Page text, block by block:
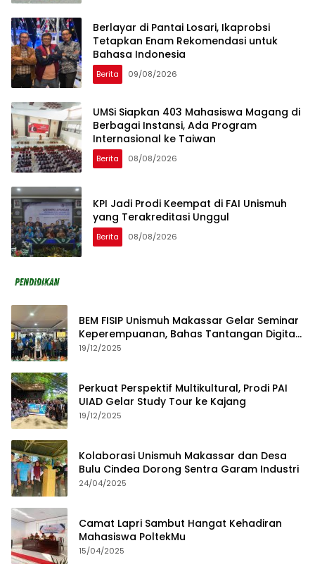
Berlayar di Pantai Losari, Ikaprobsi
Tetapkan Enam Rekomendasi untuk
Bahasa Indonesia
Berita 09/08/2026
UMSi Siapkan 403 Mahasiswa Magang di
Berbagai Instansi, Ada Program
Internasional ke Taiwan
Berita 08/08/2026
KPI Jadi Prodi Keempat di FAI Unismuh
yang Terakreditasi Unggul
Berita 08/08/2026
BEM FISIP Unismuh Makassar Gelar Seminar
Keperempuanan, Bahas Tantangan Digital
dan Budaya Lokal
19/12/2025
Perkuat Perspektif Multikultural, Prodi PAI
UIAD Gelar Study Tour ke Kajang
19/12/2025
Kolaborasi Unismuh Makassar dan Desa
Bulu Cindea Dorong Sentra Garam Industri
24/04/2025
Camat Lapri Sambut Hangat Kehadiran
Mahasiswa PoltekMu
15/04/2025